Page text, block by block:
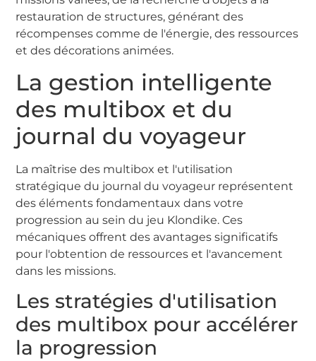
restauration de structures, générant des
récompenses comme de l'énergie, des ressources
et des décorations animées.
La gestion intelligente
des multibox et du
journal du voyageur
La maîtrise des multibox et l'utilisation
stratégique du journal du voyageur représentent
des éléments fondamentaux dans votre
progression au sein du jeu Klondike. Ces
mécaniques offrent des avantages significatifs
pour l'obtention de ressources et l'avancement
dans les missions.
Les stratégies d'utilisation
des multibox pour accélérer
la progression